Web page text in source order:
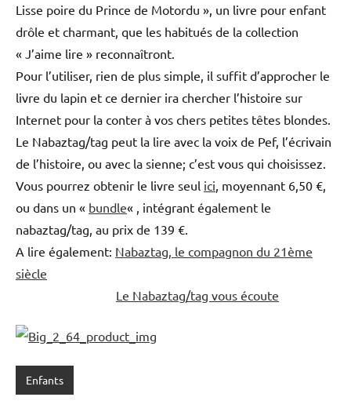
Lisse poire du Prince de Motordu », un livre pour enfant
drôle et charmant, que les habitués de la collection
« J’aime lire » reconnaîtront.
Pour l’utiliser, rien de plus simple, il suffit d’approcher le
livre du lapin et ce dernier ira chercher l’histoire sur
Internet pour la conter à vos chers petites têtes blondes.
Le Nabaztag/tag peut la lire avec la voix de Pef, l’écrivain
de l’histoire, ou avec la sienne; c’est vous qui choisissez.
Vous pourrez obtenir le livre seul ici , moyennant 6,50 €,
ou dans un « bundle« , intégrant également le
nabaztag/tag, au prix de 139 €.
A lire également: Nabaztag, le compagnon du 21ème
siècle
Le Nabaztag/tag vous écoute
Enfants